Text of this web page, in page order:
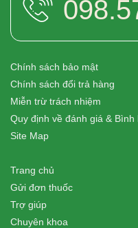
Chính sách bảo mật
Chính sách đổi trả hàng
Miễn trừ trách nhiệm
Quy định về đánh giá & Bình
Site Map
Trang chủ
Gửi đơn thuốc
Trợ giúp
Chuyên khoa